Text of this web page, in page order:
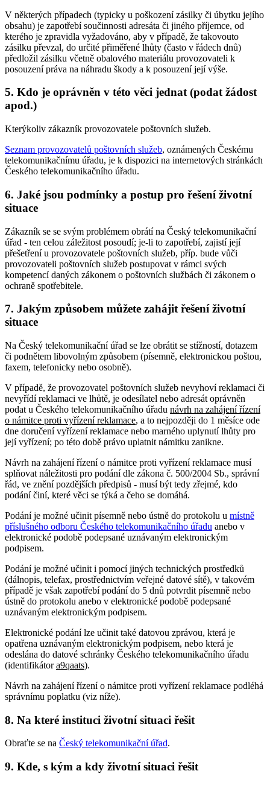
V některých případech (typicky u poškození zásilky či úbytku jejího
obsahu) je zapotřebí součinnosti adresáta či jiného příjemce, od
kterého je zpravidla vyžadováno, aby v případě, že takovouto
zásilku převzal, do určité přiměřené lhůty (často v řádech dnů)
předložil zásilku včetně obalového materiálu provozovateli k
posouzení práva na náhradu škody a k posouzení její výše.
5. Kdo je oprávněn v této věci jednat (podat žádost
apod.)
Kterýkoliv zákazník provozovatele poštovních služeb.
Seznam provozovatelů poštovních služeb, oznámených Českému
telekomunikačnímu úřadu, je k dispozici na internetových stránkách
Českého telekomunikačního úřadu.
6. Jaké jsou podmínky a postup pro řešení životní
situace
Zákazník se se svým problémem obrátí na Český telekomunikační
úřad - ten celou záležitost posoudí; je-li to zapotřebí, zajistí její
přešetření u provozovatele poštovních služeb, příp. bude vůči
provozovateli poštovních služeb postupovat v rámci svých
kompetencí daných zákonem o poštovních službách či zákonem o
ochraně spotřebitele.
7. Jakým způsobem můžete zahájit řešení životní
situace
Na Český telekomunikační úřad se lze obrátit se stížností, dotazem
či podnětem libovolným způsobem (písemně, elektronickou poštou,
faxem, telefonicky nebo osobně).
V případě, že provozovatel poštovních služeb nevyhoví reklamaci či
nevyřídí reklamaci ve lhůtě, je odesílatel nebo adresát oprávněn
podat u Českého telekomunikačního úřadu návrh na zahájení řízení
o námitce proti vyřízení reklamace, a to nejpozději do 1 měsíce ode
dne doručení vyřízení reklamace nebo marného uplynutí lhůty pro
její vyřízení; po této době právo uplatnit námitku zanikne.
Návrh na zahájení řízení o námitce proti vyřízení reklamace musí
splňovat náležitosti pro podání dle zákona č. 500/2004 Sb., správní
řád, ve znění pozdějších předpisů - musí být tedy zřejmé, kdo
podání činí, které věci se týká a čeho se domáhá.
Podání je možné učinit písemně nebo ústně do protokolu u místně
příslušného odboru Českého telekomunikačního úřadu anebo v
elektronické podobě podepsané uznávaným elektronickým
podpisem.
Podání je možné učinit i pomocí jiných technických prostředků
(dálnopis, telefax, prostřednictvím veřejné datové sítě), v takovém
případě je však zapotřebí podání do 5 dnů potvrdit písemně nebo
ústně do protokolu anebo v elektronické podobě podepsané
uznávaným elektronickým podpisem.
Elektronické podání lze učinit také datovou zprávou, která je
opatřena uznávaným elektronickým podpisem, nebo která je
odeslána do datové schránky Českého telekomunikačního úřadu
(identifikátora9qaats).
Návrh na zahájení řízení o námitce proti vyřízení reklamace podléhá
správnímu poplatku (viz níže).
8. Na které instituci životní situaci řešit
Obraťte se na Český telekomunikační úřad.
9. Kde, s kým a kdy životní situaci řešit